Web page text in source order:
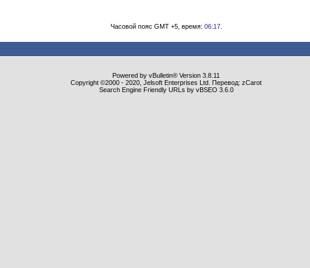
Часовой пояс GMT +5, время: 06:17.
Powered by vBulletin® Version 3.8.11
Copyright ©2000 - 2020, Jelsoft Enterprises Ltd. Перевод: zCarot
Search Engine Friendly URLs by vBSEO 3.6.0